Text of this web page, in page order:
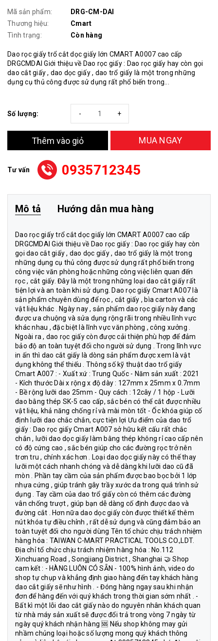
Mã sản phẩm:
DRG-CM-DAI
Thương hiệu:
Cmart
Tình trạng:
Còn hàng
Dao rọc giấy trổ cắt dọc giấy lớn CMART A0007 cao cấp
DRGCMDAI Giới thiệu về Dao rọc giấy : Dao rọc giấy hay còn gọi
dao cắt giấy , dao dọc giấy , dao trổ giấy là một trong những
dụng cụ thủ công được sử dụng rất phổ biến trong...
Số lượng: +
-
Thêm vào giỏ MUA NGAY
Tư vấn 0935712345
Mô tả Hướng dẫn mua hàng
Dao rọc giấy trổ cắt dọc giấy lớn CMART A0007 cao cấp
DRGCMDAI Giới thiệu về Dao rọc giấy : Dao rọc giấy hay còn
gọi dao cắt giấy , dao dọc giấy , dao trổ giấy là một trong
những dụng cụ thủ công được sử dụng rất phổ biến trong
công việc văn phòng hoặc những công việc liên quan đến
rọc , cắt giấy. Đây là một trong những loại dao cắt giấy rất
tiện lợi và an toàn khi sử dụng. Dao rọc giấy Cmart A007 là
sản phẩm chuyên dùng để rọc , cắt giấy , bìa carton và các
vật liệu khác . Ngày nay , sản phẩm dao rọc giấy này đang
được ưa chuộng và sửa dụng rộng rãi trong nhiều lĩnh vực
khác nhau , đặc biệt là lĩnh vực văn phòng , công xưởng .
Ngoài ra , dao rọc giấy còn được cải thiện phù hợp để đảm
bảo độ an toàn tuyệt đối cho người sử dụng . Trong lĩnh vực
in ấn thì dao cắt giấy là dòng sản phẩm được xem là vật
dụng không thể thiếu . Thông số kỹ thuật dao trổ giấy
Cmart A007 : - Xuất xứ : Trung Quốc - Năm sản xuất : 2021
- Kích thước Dài x rộng x độ dày : 127mm x 25mm x 0.7mm
- Bề rộng lưỡi dao 25mm - Quy cách : 12cây / 1 hộp - Lưỡi
dao bằng thép SK-5 cao cấp, sắc bén có thể cắt được nhiều
vật liệu, khả năng chống rỉ và mài mòn tốt - Ốc khóa giúp cố
định lưỡi dao chắc chắn, cực tiện lợi Ưu điểm của dao trổ
giấy : Dao rọc giấy Cmart A007 sở hữu kết cấu rất chắc
chắn , lưỡi dao dọc giấy làm bằng thép không rỉ cao cấp nên
có độ cứng cao , sắc bén giúp cho các đường rọc trở nên
trơn tru , chính xác hơn . Loại dao dọc giấy này có thế thay
lưỡi một cách nhanh chóng và dễ dàng khi lưỡi dao cũ đã
mòn . Phần tay cầm của sản phẩm được bao bọc bởi 1 lớp
nhựa cứng , giúp tránh gây trầy xước da trong quá trình sử
dụng . Tay cầm của dao trổ giấy còn có thêm các đường
vân chống trượt , giúp bạn dễ dàng cố định được dao và
đường cắt . Hơn nữa dao dọc giấy còn được thiết kế thêm
nút khóa tự điều chỉnh , rất dễ sử dụng và cũng đảm bảo an
toàn tuyệt đối cho người dùng Tên tổ chức chịu trách nhiệm
hàng hóa : TAIWAN C-MART PRACTICAL TOOLS CO.,LDT.
Địa chỉ tổ chức chịu trách nhiệm hàng hóa : No.112
Xinchuang Road , Songjiang District , Shanghai 🤝 Shop
cam kết : - HÀNG LUÔN CÓ SẴN - 100% hình ảnh, video do
shop tự chụp và khẳng định giao hàng đến tay khách hàng
dao cắt giấy sẽ như hình . - Đóng hàng ngay sau khi nhận
đơn để hàng đến với quý khách trong thời gian sớm nhất . -
Bất kì một lỗi dao cắt giấy nào do nguyên nhân khách quan
từ nhà máy sản xuất sẽ được đổi trả trong vòng 7 ngày từ
ngày quý khách nhận hàng 🆘 Nếu shop không may gửi
nhầm chủng loại hoặc số lượng mong quý khách thông